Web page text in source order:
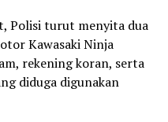
Polisi turut menyita dua
Kawasaki Ninja
rekening koran, serta
diduga digunakan